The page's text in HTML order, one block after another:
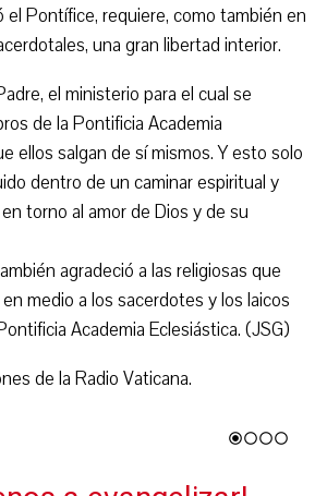
Pontífice, requiere, como también en
una gran libertad interior.
el ministerio para el cual se
de la Pontificia Academia
ellos salgan de sí mismos. Y esto solo
dentro de un caminar espiritual y
torno al amor de Dios y de su
agradeció a las religiosas que
medio a los sacerdotes y los laicos
Academia Eclesiástica. (JSG)
de la Radio Vaticana.